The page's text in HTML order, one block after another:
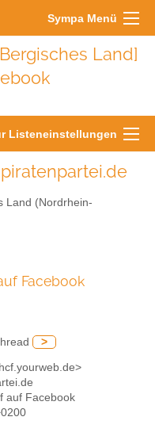
Sympa Menü
Land]
Listeneinstellungen
Land (Nordrhein-
Facebook
>
auf Facebook